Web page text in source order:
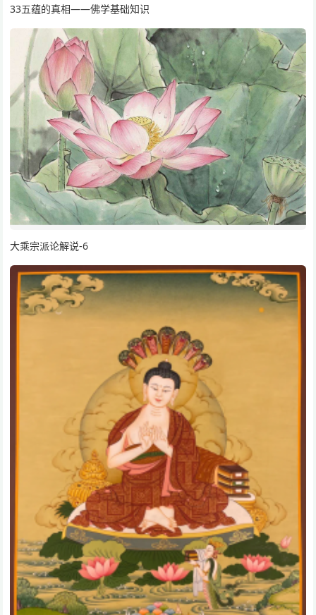
33五蕴的真相——佛学基础知识
大乘宗派论解说-6